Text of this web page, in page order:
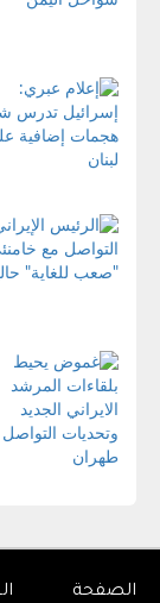
الصفحة